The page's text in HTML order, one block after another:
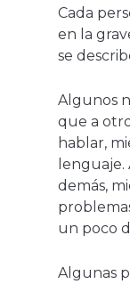
Cada
en la
se
Algunos
que a
hablar,
demás,
un poco
Algunas